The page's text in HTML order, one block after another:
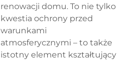
renowacji domu. To nie tylko
kwestia ochrony przed
warunkami
atmosferycznymi – to także
istotny element kształtujący